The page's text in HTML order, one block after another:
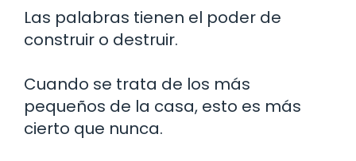
Las palabras tienen el poder de
construir o destruir.
Cuando se trata de los más
pequeños de la casa, esto es más
cierto que nunca.